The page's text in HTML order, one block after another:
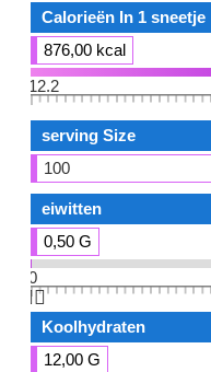
Calorieën In 1 sneetje
876,00 kcal
12.2
serving Size
100
eiwitten
0,50 G
0
👆🏻
Koolhydraten
12,00 G